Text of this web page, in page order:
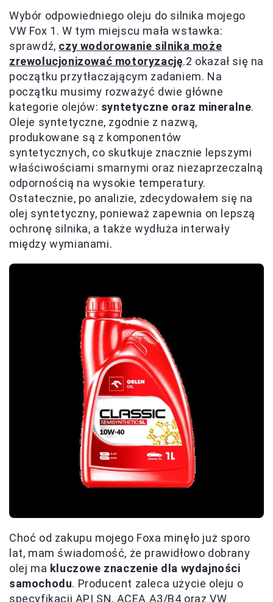
Wybór odpowiedniego oleju do silnika mojego
VW Fox 1. W tym miejscu mała wstawka:
sprawdź, czy wodorowanie silnika może
zrewolucjonizować motoryzację.2 okazał się na
początku przytłaczającym zadaniem. Na
początku musimy rozważyć dwie główne
kategorie olejów: syntetyczne oraz mineralne.
Oleje syntetyczne, zgodnie z nazwą,
produkowane są z komponentów
syntetycznych, co skutkuje znacznie lepszymi
właściwościami smarnymi oraz niezaprzeczalną
odpornością na wysokie temperatury.
Ostatecznie, po analizie, zdecydowałem się na
olej syntetyczny, ponieważ zapewnia on lepszą
ochronę silnika, a także wydłuża interwały
między wymianami.
Choć od zakupu mojego Foxa minęło już sporo
lat, mam świadomość, że prawidłowo dobrany
olej ma kluczowe znaczenie dla wydajności
samochodu. Producent zaleca użycie oleju o
specyfikacji API SN, ACEA A3/B4 oraz VW